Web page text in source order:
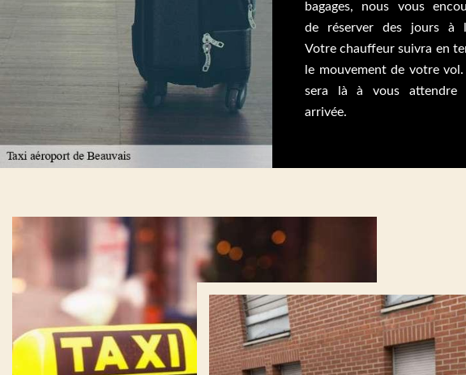
bagages, nous vous
de réserver des jours à
Votre chauffeur suivra en
le mouvement de votre vol.
sera là à vous attendre
arrivée.